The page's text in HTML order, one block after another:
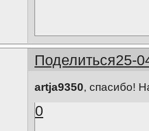
Поделиться25-
artja9350, спасибо!
0